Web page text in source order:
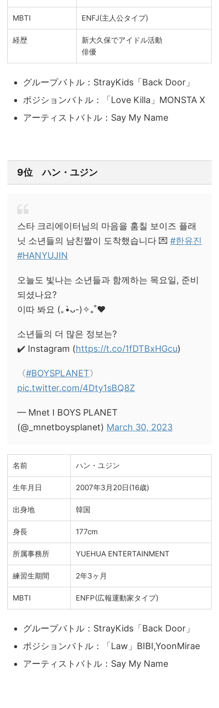
MBTI ENFJ(主人公タイプ)
経歴
新大久保でアイドル活動
俳優
グループバトル：StrayKids「Back Door」
ポジションバトル：
「Love Killa」MONSTA X
アーティストバトル： Say My Name
9位 ハン・ユジン
스타 크리에이터님의 마음을 훔칠 보이즈 플래
닛 소년들의 남친짤이 도착했습니다 💌 #한유진
#HANYUJIN
오늘도 빛나는 소년들과 함께하는 목요일, 준비
되셨나요?
이따 봐요 (｡•̀ᴗ-)✧₊˚❤️
소년들의 더 많은 정보는?
✔️ Instagram (https://t.co/1fDTBxHGcu)
〈#BOYSPLANET〉
pic.twitter.com/4Dty1sBQ8Z
— Mnet I BOYS PLANET
(@_mnetboysplanet) March 30, 2023
名前 ハン・ユジン
生年月日 2007年3月20日(16歳)
出身地 韓国
身長 177cm
所属事務所 YUEHUA ENTERTAINMENT
練習生期間 2年3ヶ月
MBTI ENFP(広報運動家タイプ)
グループバトル：StrayKids「Back Door」
ポジションバトル：「Law」BIBI,YoonMirae
アーティストバトル： Say My Name